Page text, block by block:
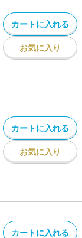
カートに入れる
お気に入り
カートに入れる
お気に入り
カートに入れる